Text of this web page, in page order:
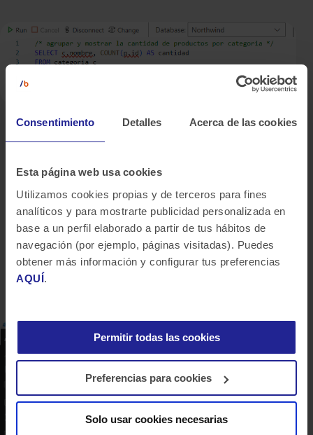
Consentimiento Detalles Acerca de las cookies
Esta página web usa cookies
Utilizamos cookies propias y de terceros para fines
analíticos y para mostrarte publicidad personalizada en
base a un perfil elaborado a partir de tus hábitos de
navegación (por ejemplo, páginas visitadas). Puedes
obtener más información y configurar tus preferencias
AQUÍ.
Permitir todas las cookies
Preferencias para cookies
Solo usar cookies necesarias
Abordando el error de
‘dbo.categoria'»:
Al ejecutar nuestro script, nos topamos con un
obstáculo: el error “Invalid object name ‘dbo.categoria’.”.
Un análisis minucioso de las tablas ‘Categories’ y
‘Products’ revela discrepancias en la nomenclatura. Es
esencial asegurarse de que los nombres de las tablas y
columnas sean consistentes para evitar este tipo de
problemas.